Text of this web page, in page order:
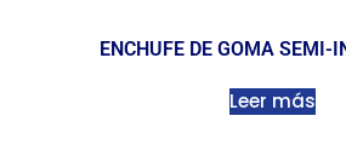
ENCHUFE DE GOMA SEMI-
Leer más